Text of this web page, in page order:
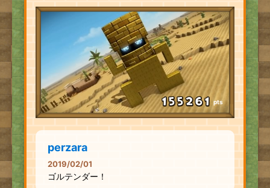
pts
perzara
2019/02/01
ゴルテンダー！